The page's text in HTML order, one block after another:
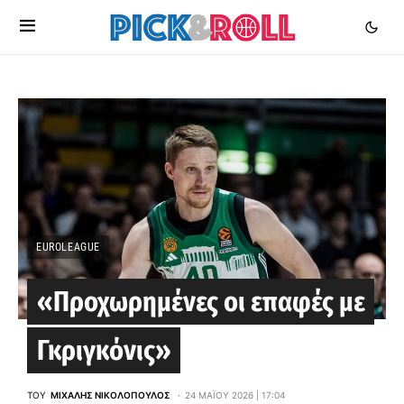
EUROLEAGUE
«Προχωρημένες οι επαφές με
Γκριγκόνις»
ΤΟΥ ΜΙΧΆΛΗΣ ΝΙΚΟΛΌΠΟΥΛΟΣ 24 ΜΑΪ́ΟΥ 2026 | 17:04